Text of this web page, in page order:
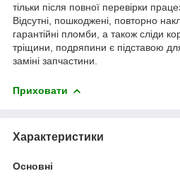
тільки після повної перевірки
Відсутні, пошкоджені, повторно
гарантійні пломби, а також сліди
тріщини, подряпини є підставою
заміні запчастини.
Приховати
Характеристики
Основні